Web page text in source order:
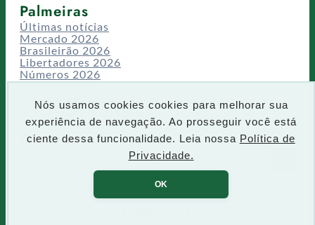
Nós usamos cookies cookies para melhorar sua
experiência de navegação. Ao prosseguir você está
ciente dessa funcionalidade. Leia nossa Política de
Privacidade.
OK
Palmeiras
Últimas notícias
Mercado 2026
Brasileirão 2026
Libertadores 2026
Números 2026
Campeonatos
Temporadas
CT/Centro de Excelência
Busca
P
e
q
u